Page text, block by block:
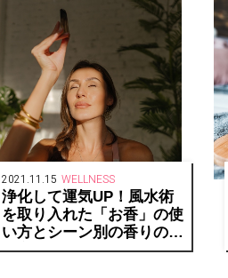
2021.11.15 WELLNESS
浄化して運気UP！風水術
を取り入れた「お香」の使
い方とシーン別の香りの選
び方